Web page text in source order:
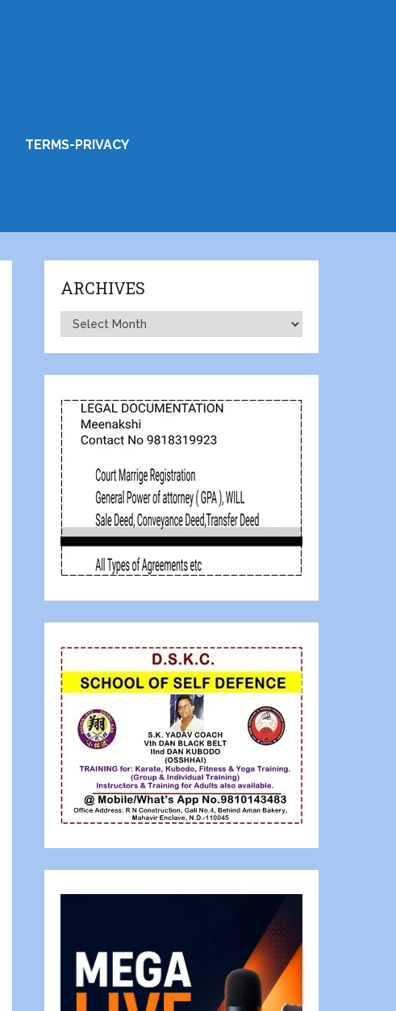
TERMS-PRIVACY
ARCHIVES
Archives